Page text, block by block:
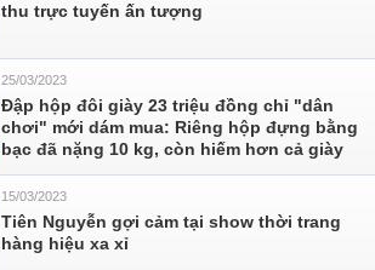
thu trực tuyến ấn tượng
25/03/2023
Đập hộp đôi giày 23 triệu đồng chỉ "dân
chơi" mới dám mua: Riêng hộp đựng bằng
bạc đã nặng 10 kg, còn hiếm hơn cả giày
15/03/2023
Tiên Nguyễn gợi cảm tại show thời trang
hàng hiệu xa xỉ